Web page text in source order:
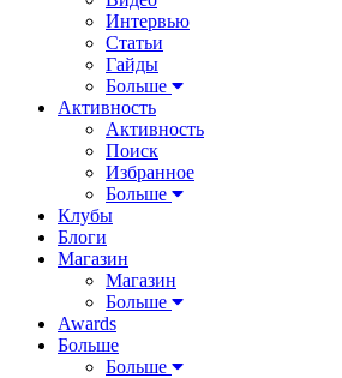
Интервью
Статьи
Гайды
Больше
Активность
Активность
Поиск
Избранное
Больше
Клубы
Блоги
Магазин
Магазин
Больше
Awards
Больше
Больше